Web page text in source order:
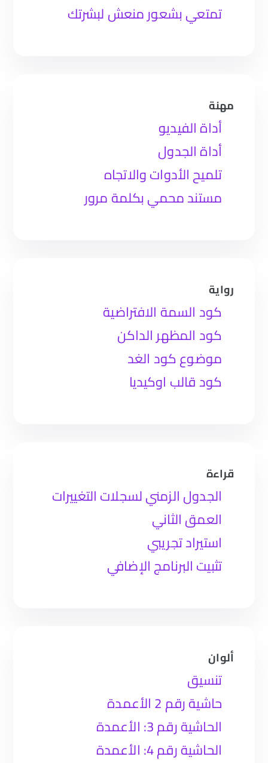
تمتعي بشعور منعش لبشرتك
مهنة
أداة الفيديو
أداة الجدول
تلميح الأدوات والاتجاه
مستند محمي بكلمة مرور
رواية
كود السمة الافتراضية
كود المظهر الداكن
موضوع كود الغد
كود قالب اوكيديا
قراءة
الجدول الزمني لسجلات التغييرات
العمق الثاني
استيراد تجريبي
تثبيت البرنامج الإضافي
ألوان
تنسيق
حاشية رقم 2 الأعمدة
الحاشية رقم 3: الأعمدة
الحاشية رقم 4: الأعمدة